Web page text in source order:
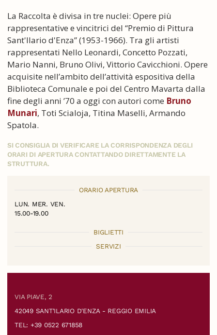
La Raccolta è divisa in tre nuclei: Opere più
rappresentative e vincitrici del “Premio di Pittura
Sant'Ilario d'Enza” (1953-1966). Tra gli artisti
rappresentati Nello Leonardi, Concetto Pozzati,
Mario Nanni, Bruno Olivi, Vittorio Cavicchioni. Opere
acquisite nell’ambito dell’attività espositiva della
Biblioteca Comunale e poi del Centro Mavarta dalla
fine degli anni ’70 a oggi con autori come Bruno
Munari, Toti Scialoja, Titina Maselli, Armando
Spatola.
SI CONSIGLIA DI VERIFICARE LA CORRISPONDENZA DEGLI
ORARI DI APERTURA CONTATTANDO DIRETTAMENTE LA
STRUTTURA.
ORARIO APERTURA
LUN. MER. VEN.
15.00-19.00
BIGLIETTI
SERVIZI
VIA PIAVE, 2
42049 SANT'ILARIO D'ENZA - REGGIO EMILIA
TEL: +39 0522 671858